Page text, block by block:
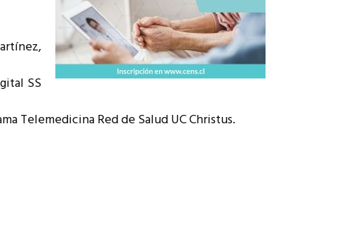
SS
Telemedicina Red de Salud UC Christus.